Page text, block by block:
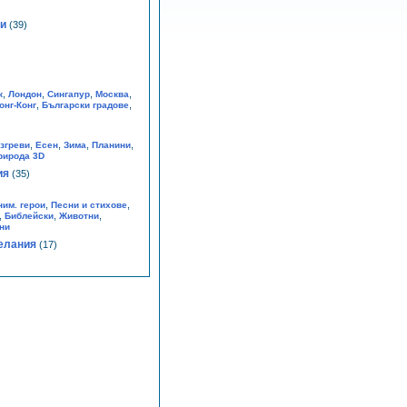
(39)
Лондон Сингапур Москва
Конг Български градове
Eсен Зима Планини
3D
(35)
герои Песни и стихове
Библейски Животни
(17)